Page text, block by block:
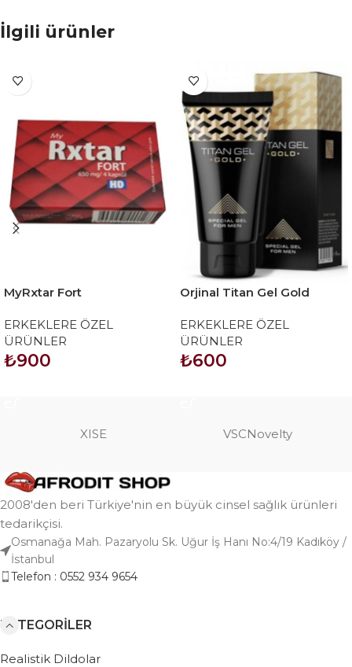
İlgili ürünler
MyRxtar Fort
Bitkisel Kapsül (4lü Avantaj
Paketi)
ERKEKLERE ÖZEL
ÜRÜNLER
₺900
Orjinal Titan Gel Gold
ERKEKLERE ÖZEL
ÜRÜNLER
₺600
XISE VSCNovelty
2008'den beri Türkiye'nin en büyük cinsel sağlık ürünleri
tedarikçisi.
Osmanağa Mah. Pazaryolu Sk. Uğur İş Hanı No:4/19 Kadıköy /
İstanbul
Telefon : 0552 934 9654
KATEGORILER
Realistik Dildolar